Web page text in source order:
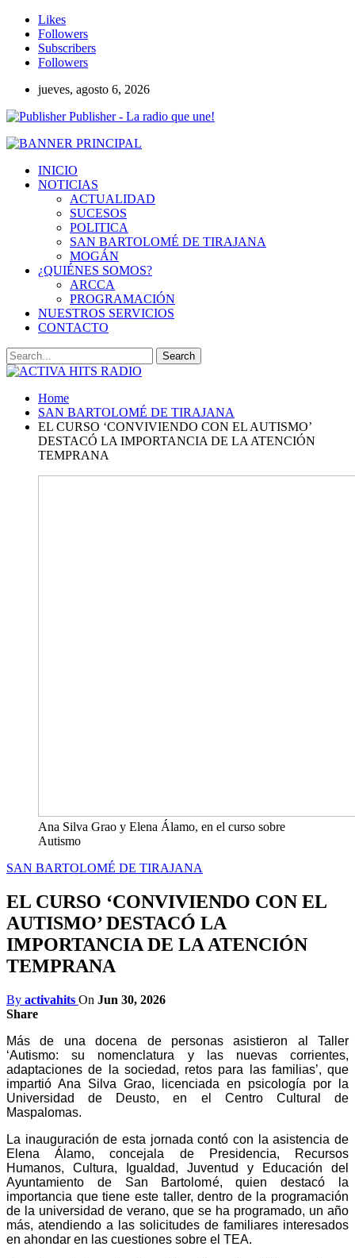
Likes
Followers
Subscribers
Followers
jueves, agosto 6, 2026
Publisher - La radio que une!
INICIO
NOTICIAS
ACTUALIDAD
SUCESOS
POLITICA
SAN BARTOLOMÉ DE TIRAJANA
MOGÁN
¿QUIÉNES SOMOS?
ARCCA
PROGRAMACIÓN
NUESTROS SERVICIOS
CONTACTO
Home
SAN BARTOLOMÉ DE TIRAJANA
EL CURSO ‘CONVIVIENDO CON EL AUTISMO’
DESTACÓ LA IMPORTANCIA DE LA ATENCIÓN
TEMPRANA
Ana Silva Grao y Elena Álamo, en el curso sobre
Autismo
SAN BARTOLOMÉ DE TIRAJANA
EL CURSO ‘CONVIVIENDO CON EL
AUTISMO’ DESTACÓ LA
IMPORTANCIA DE LA ATENCIÓN
TEMPRANA
By activahits On Jun 30, 2026
Share
Más de una docena de personas asistieron al Taller
‘Autismo: su nomenclatura y las nuevas corrientes,
adaptaciones de la sociedad, retos para las familias’, que
impartió Ana Silva Grao, licenciada en psicología por la
Universidad de Deusto, en el Centro Cultural de
Maspalomas.
La inauguración de esta jornada contó con la asistencia de
Elena Álamo, concejala de Presidencia, Recursos
Humanos, Cultura, Igualdad, Juventud y Educación del
Ayuntamiento de San Bartolomé, quien destacó la
importancia que tiene este taller, dentro de la programación
de la universidad de verano, que se ha programado, un año
más, atendiendo a las solicitudes de familiares interesados
en ahondar en las cuestiones sobre el TEA.